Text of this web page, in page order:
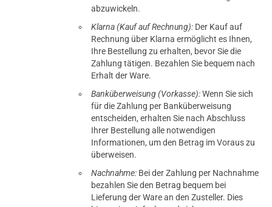
abzuwickeln.
Klarna (Kauf auf Rechnung): Der Kauf auf
Rechnung über Klarna ermöglicht es Ihnen,
Ihre Bestellung zu erhalten, bevor Sie die
Zahlung tätigen. Bezahlen Sie bequem nach
Erhalt der Ware.
Banküberweisung (Vorkasse):Wenn Sie sich
für die Zahlung per Banküberweisung
entscheiden, erhalten Sie nach Abschluss
Ihrer Bestellung alle notwendigen
Informationen, um den Betrag im Voraus zu
überweisen.
Nachnahme: Bei der Zahlung per Nachnahme
bezahlen Sie den Betrag bequem bei
Lieferung der Ware an den Zusteller. Dies